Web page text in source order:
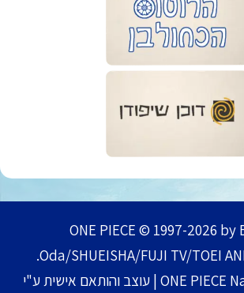
ONE PIECE © 1997-2026 by
Oda/SHUEISHA/FUJI TV/TOEI
ONE PIECE Nakama © 2026 | עוצב והותאם אישית ע"י